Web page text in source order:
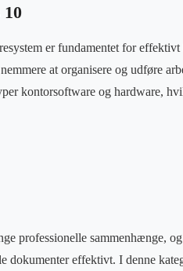
er fundamentet for
at organisere og udføre
kontorsoftware og hardware,
professionelle sammenhænge,
dokumenter effektivt. I denne